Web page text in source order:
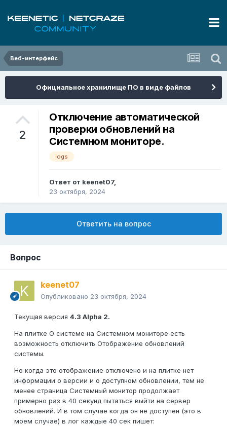
Веб-интерфейс
Официальное хранилище ПО в виде файлов
2
Отключение автоматической
проверки обновлений на
Системном мониторе.
logs
Ответ от keenet07,
23 октября, 2024
Ответить на вопрос
Вопрос
keenet07
Опубликовано 23 октября, 2024
Текущая версия 4.3 Alpha 2.
На плитке О системе на Системном мониторе есть
возможность отключить Отображение обновлений
системы.
Но когда это отображение отключено и на плитке нет
информации о версии и о доступном обновлении, тем не
менее страница Системный монитор продолжает
примерно раз в 40 секунд пытаться выйти на сервер
обновлений. И в том случае когда он не доступен (это в
моем случае) в лог каждые 40 сек пишет: